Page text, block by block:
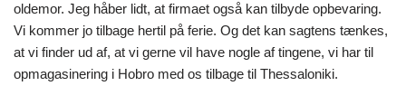
oldemor. Jeg håber lidt, at firmaet også kan tilbyde opbevaring.
Vi kommer jo tilbage hertil på ferie. Og det kan sagtens tænkes,
at vi finder ud af, at vi gerne vil have nogle af tingene, vi har til
opmagasinering i Hobro med os tilbage til Thessaloniki.